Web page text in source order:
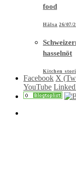
food
Hälsa 26/07/
hasselnöt
Kitchen
Facebook X
YouTube